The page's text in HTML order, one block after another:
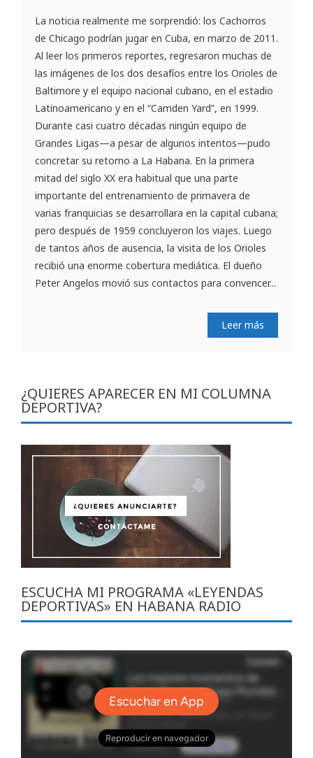
La noticia realmente me sorprendió: los Cachorros
de Chicago podrían jugar en Cuba, en marzo de 2011.
Al leer los primeros reportes, regresaron muchas de
las imágenes de los dos desafíos entre los Orioles de
Baltimore y el equipo nacional cubano, en el estadio
Latinoamericano y en el “Camden Yard”, en 1999.
Durante casi cuatro décadas ningún equipo de
Grandes Ligas—a pesar de algunos intentos—pudo
concretar su retorno a La Habana. En la primera
mitad del siglo XX era habitual que una parte
importante del entrenamiento de primavera de
varias franquicias se desarrollara en la capital cubana;
pero después de 1959 concluyeron los viajes. Luego
de tantos años de ausencia, la visita de los Orioles
recibió una enorme cobertura mediática. El dueño
Peter Angelos movió sus contactos para convencer...
Leer más
¿QUIERES APARECER EN MI COLUMNA
DEPORTIVA?
ESCUCHA MI PROGRAMA «LEYENDAS
DEPORTIVAS» EN HABANA RADIO